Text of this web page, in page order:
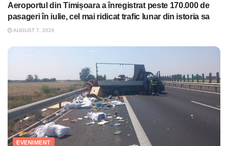
Aeroportul din Timișoara a înregistrat peste 170.000 de
pasageri în iulie, cel mai ridicat trafic lunar din istoria sa
AUGUST 7, 2026
EVENIMENT